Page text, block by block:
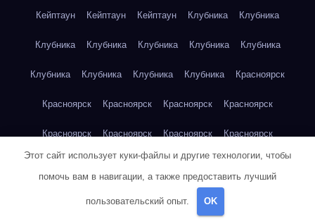
Кейптаун Кейптаун Кейптаун Клубника Клубника
Клубника Клубника Клубника Клубника Клубника
Клубника Клубника Клубника Клубника Красноярск
Красноярск Красноярск Красноярск Красноярск
Красноярск Красноярск Красноярск Красноярск
Красноярск Красноярск Красноярск
Кукуруза
Этот сайт использует куки-файлы и другие технологии, чтобы
помочь вам в навигации, а также предоставить лучший
пользовательский опыт. OK